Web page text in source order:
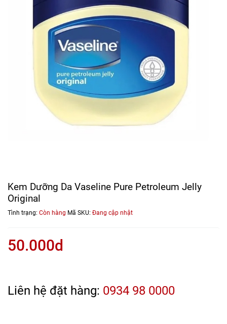
Kem Dưỡng Da Vaseline Pure Petroleum Jelly
Original
Tình trạng: Còn hàng Mã SKU: Đang cập nhật
50.000d
Liên hệ đặt hàng: 0934 98 0000